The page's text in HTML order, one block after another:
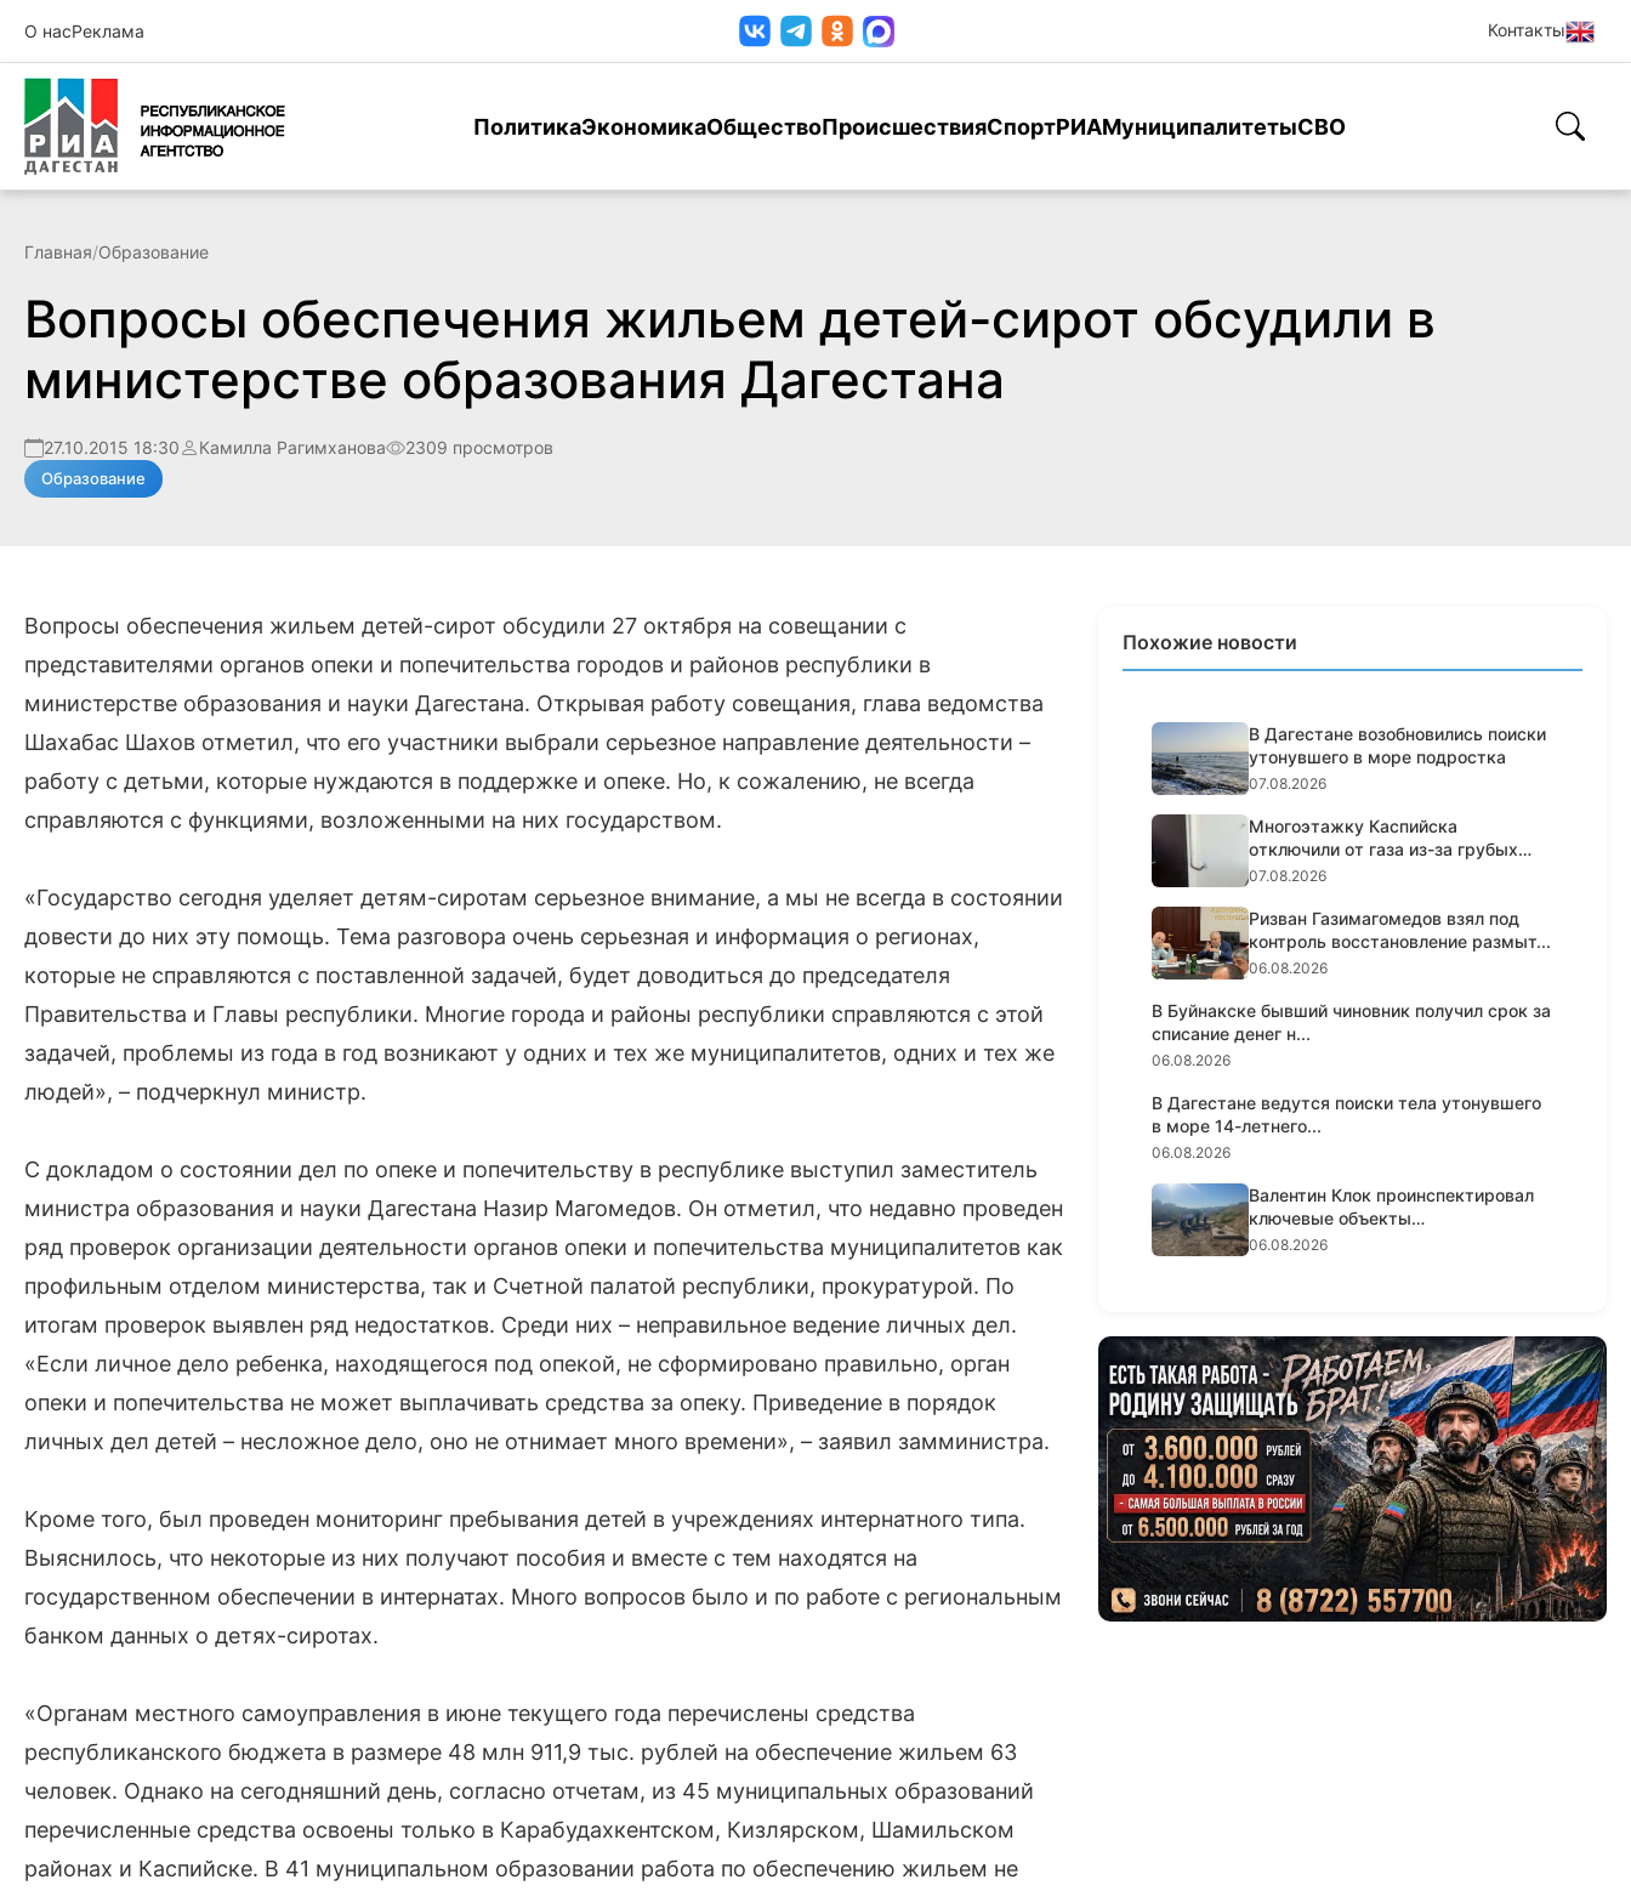
О насРеклама Контакты
ПолитикаЭкономикаОбществоПроисшествияСпортРИАМуниципалитетыСВО
Главная/Образование
Вопросы обеспечения жильем детей-сирот обсудили в
министерстве образования Дагестана
27.10.2015 18:30 Камилла Рагимханова 2309 просмотров
Образование
Вопросы обеспечения жильем детей-сирот обсудили 27 октября на совещании с
представителями органов опеки и попечительства городов и районов республики в
министерстве образования и науки Дагестана. Открывая работу совещания, глава ведомства
Шахабас Шахов отметил, что его участники выбрали серьезное направление деятельности –
работу с детьми, которые нуждаются в поддержке и опеке. Но, к сожалению, не всегда
справляются с функциями, возложенными на них государством.
«Государство сегодня уделяет детям-сиротам серьезное внимание, а мы не всегда в состоянии
довести до них эту помощь. Тема разговора очень серьезная и информация о регионах,
которые не справляются с поставленной задачей, будет доводиться до председателя
Правительства и Главы республики. Многие города и районы республики справляются с этой
задачей, проблемы из года в год возникают у одних и тех же муниципалитетов, одних и тех же
людей», – подчеркнул министр.
С докладом о состоянии дел по опеке и попечительству в республике выступил заместитель
министра образования и науки Дагестана Назир Магомедов. Он отметил, что недавно проведен
ряд проверок организации деятельности органов опеки и попечительства муниципалитетов как
профильным отделом министерства, так и Счетной палатой республики, прокуратурой. По
итогам проверок выявлен ряд недостатков. Среди них – неправильное ведение личных дел.
«Если личное дело ребенка, находящегося под опекой, не сформировано правильно, орган
опеки и попечительства не может выплачивать средства за опеку. Приведение в порядок
личных дел детей – несложное дело, оно не отнимает много времени», – заявил замминистра.
Кроме того, был проведен мониторинг пребывания детей в учреждениях интернатного типа.
Выяснилось, что некоторые из них получают пособия и вместе с тем находятся на
государственном обеспечении в интернатах. Много вопросов было и по работе с региональным
банком данных о детях-сиротах.
«Органам местного самоуправления в июне текущего года перечислены средства
республиканского бюджета в размере 48 млн 911,9 тыс. рублей на обеспечение жильем 63
человек. Однако на сегодняшний день, согласно отчетам, из 45 муниципальных образований
перечисленные средства освоены только в Карабудахкентском, Кизлярском, Шамильском
районах и Каспийске. В 41 муниципальном образовании работа по обеспечению жильем не
Похожие новости
В Дагестане возобновились поиски
утонувшего в море подростка
07.08.2026
Многоэтажку Каспийска
отключили от газа из-за грубых
нарушен...
07.08.2026
Ризван Газимагомедов взял под
контроль восстановление размыт...
06.08.2026
В Буйнакске бывший чиновник получил срок за
списание денег н...
06.08.2026
В Дагестане ведутся поиски тела утонувшего
в море 14-летнего...
06.08.2026
Валентин Клок проинспектировал
ключевые объекты
водоснабжени...
06.08.2026